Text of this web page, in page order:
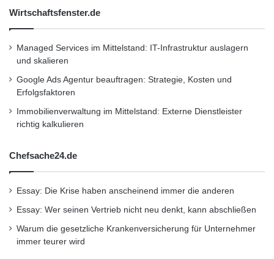
Effektiv und effizient: Eine werkseitig
integrierte Fußbodenheizung untermauert
die Vorteile einer Thermobodenplatte und
trägt zum hohen Wohlfühlfaktor bei. (Foto:
Homeplaza/bowatech)
Kurzverweis
Firmenkommunikation PR
Wirtschaftsfenster.de
Managed Services im Mittelstand: IT-Infrastruktur auslagern
und skalieren
Google Ads Agentur beauftragen: Strategie, Kosten und
Erfolgsfaktoren
Immobilienverwaltung im Mittelstand: Externe Dienstleister
richtig kalkulieren
Chefsache24.de
Essay: Die Krise haben anscheinend immer die anderen
Essay: Wer seinen Vertrieb nicht neu denkt, kann abschließen
Warum die gesetzliche Krankenversicherung für Unternehmer
immer teurer wird